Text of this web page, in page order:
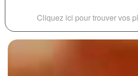
Cliquez ici pour trouver vos